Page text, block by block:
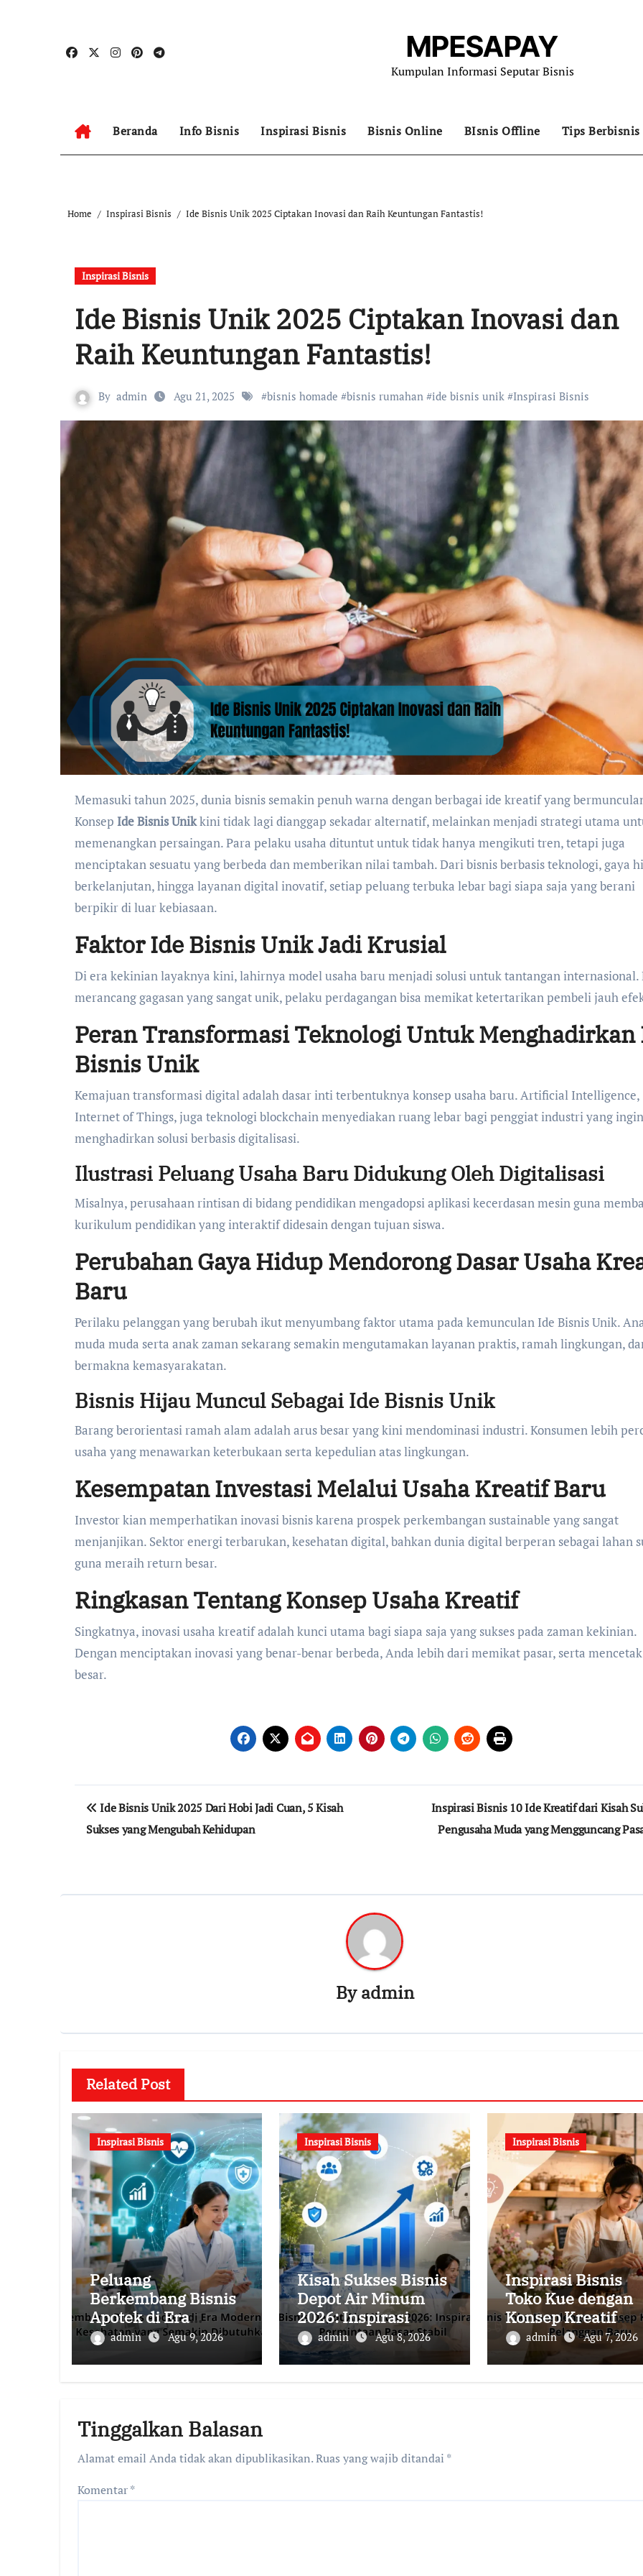
MPESAPAY
Kumpulan Informasi Seputar Bisnis
Beranda Info Bisnis Inspirasi Bisnis Bisnis Online BIsnis Offline Tips Berbisnis
Home Inspirasi Bisnis Ide Bisnis Unik 2025 Ciptakan Inovasi dan Raih Keuntungan Fantastis!
Inspirasi Bisnis
Ide Bisnis Unik 2025 Ciptakan Inovasi dan
Raih Keuntungan Fantastis!
By admin Agu 21, 2025 #bisnis homade #bisnis rumahan #ide bisnis unik #Inspirasi Bisnis
Memasuki tahun 2025, dunia bisnis semakin penuh warna dengan berbagai ide kreatif yang bermunculan.
Konsep Ide Bisnis Unikkini tidak lagi dianggap sekadar alternatif, melainkan menjadi strategi utama
memenangkan persaingan. Para pelaku usaha dituntut untuk tidak hanya mengikuti tren, tetapi juga
menciptakan sesuatu yang berbeda dan memberikan nilai tambah. Dari bisnis berbasis teknologi, gaya
berkelanjutan, hingga layanan digital inovatif, setiap peluang terbuka lebar bagi siapa saja yang berani
berpikir di luar kebiasaan.
Faktor Ide Bisnis Unik Jadi Krusial
Di era kekinian layaknya kini, lahirnya model usaha baru menjadi solusi untuk tantangan internasional.
merancang gagasan yang sangat unik, pelaku perdagangan bisa memikat ketertarikan pembeli jauh
Peran Transformasi Teknologi Untuk Menghadirkan
Bisnis Unik
Kemajuan transformasi digital adalah dasar inti terbentuknya konsep usaha baru. Artificial Intelligence,
Internet of Things, juga teknologi blockchain menyediakan ruang lebar bagi penggiat industri yang ingin
menghadirkan solusi berbasis digitalisasi.
Ilustrasi Peluang Usaha Baru Didukung Oleh Digitalisasi
Misalnya, perusahaan rintisan di bidang pendidikan mengadopsi aplikasi kecerdasan mesin guna
kurikulum pendidikan yang interaktif didesain dengan tujuan siswa.
Perubahan Gaya Hidup Mendorong Dasar Usaha
Baru
Perilaku pelanggan yang berubah ikut menyumbang faktor utama pada kemunculan Ide Bisnis Unik.
muda muda serta anak zaman sekarang semakin mengutamakan layanan praktis, ramah lingkungan,
bermakna kemasyarakatan.
Bisnis Hijau Muncul Sebagai Ide Bisnis Unik
Barang berorientasi ramah alam adalah arus besar yang kini mendominasi industri. Konsumen lebih
usaha yang menawarkan keterbukaan serta kepedulian atas lingkungan.
Kesempatan Investasi Melalui Usaha Kreatif Baru
Investor kian memperhatikan inovasi bisnis karena prospek perkembangan sustainable yang sangat
menjanjikan. Sektor energi terbarukan, kesehatan digital, bahkan dunia digital berperan sebagai lahan
guna meraih return besar.
Ringkasan Tentang Konsep Usaha Kreatif
Singkatnya, inovasi usaha kreatif adalah kunci utama bagi siapa saja yang sukses pada zaman kekinian.
Dengan menciptakan inovasi yang benar-benar berbeda, Anda lebih dari memikat pasar, serta
besar.
Navigasi
pos
Ide Bisnis Unik 2025 Dari Hobi Jadi Cuan, 5 Kisah
Sukses yang Mengubah Kehidupan
Inspirasi Bisnis 10 Ide Kreatif dari Kisah
Pengusaha Muda yang Mengguncang
Byadmin
Related Post
Inspirasi Bisnis
Peluang
Berkembang Bisnis
Apotek di Era
Modern dengan
admin Agu 9, 2026
Inspirasi Bisnis
Kisah Sukses Bisnis
Depot Air Minum
2026: Inspirasi
Usaha dengan
Permintaan Pasar
admin Agu 8, 2026
Inspirasi Bisnis
Inspirasi Bisnis
Toko Kue dengan
Konsep Kreatif
untuk Menarik
Pelanggan Baru
admin Agu 7, 2026
Tinggalkan Balasan
Alamat email Anda tidak akan dipublikasikan.Ruas yang wajib ditandai *
Komentar*